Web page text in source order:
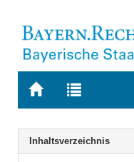
Zur
BAYERN.RECHT
Zur
letzten
Suche
Navigation
Inhaltsverzeichnis